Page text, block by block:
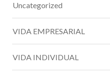
Uncategorized
VIDA EMPRESARIAL
VIDA INDIVIDUAL